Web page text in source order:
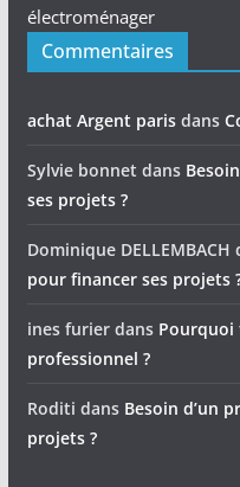
électroménager
Commentaires
achat Argent parisdans
Sylvie bonnet dans
ses projets ?
Dominique DELLEMBACH
pour financer ses projets
ines furierdans Pourquoi
professionnel ?
Roditi dans Besoin d’un
projets ?